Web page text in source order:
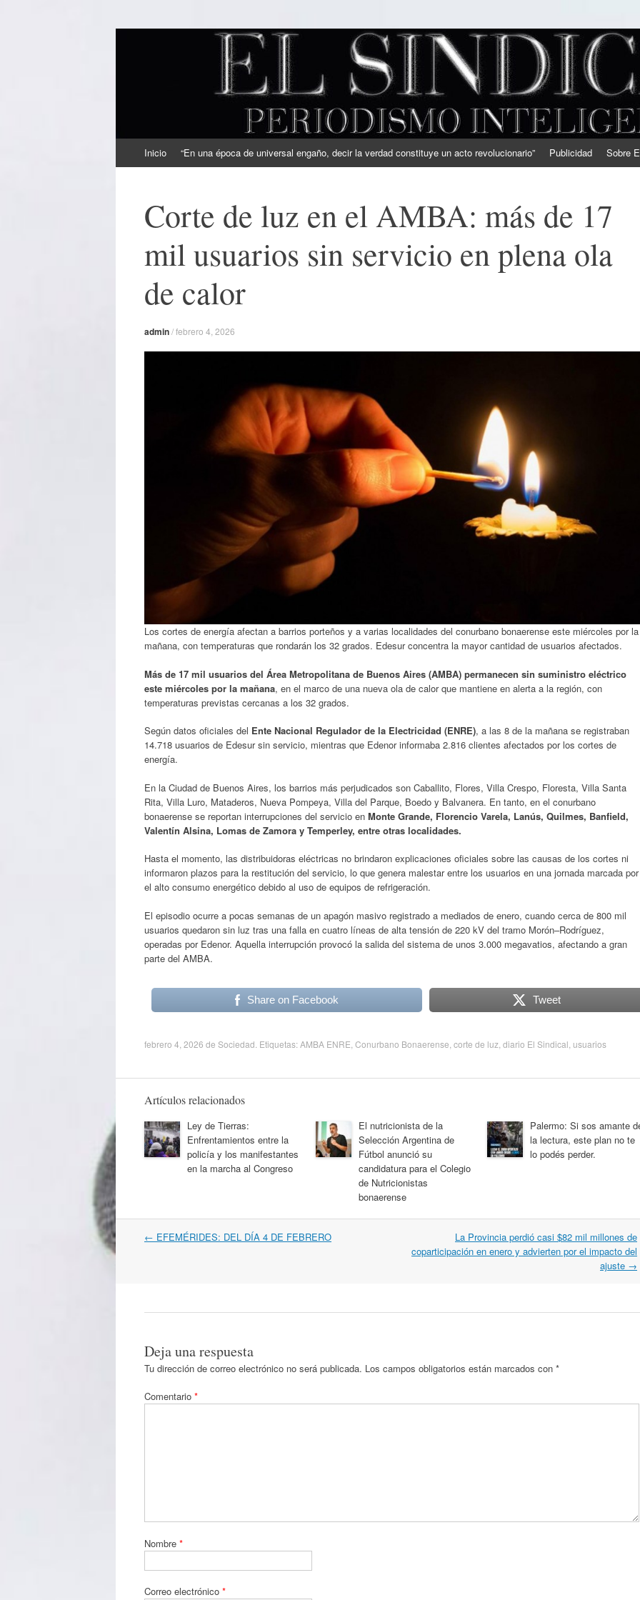
EL SINDICAL
Periodismo Inteligente
al
Inicio “En una época de universal engaño, decir la verdad constituye un acto revolucionario” Publicidad Sobre
Corte de luz en el AMBA: más de 17
mil usuarios sin servicio en plena ola
de calor
admin/febrero 4, 2026
Los cortes de energía afectan a barrios porteños y a varias localidades del conurbano bonaerense este miércoles por la
mañana, con temperaturas que rondarán los 32 grados. Edesur concentra la mayor cantidad de usuarios afectados.
Más de 17 mil usuarios del Área Metropolitana de Buenos Aires (AMBA) permanecen sin suministro eléctrico
este miércoles por la mañana, en el marco de una nueva ola de calor que mantiene en alerta a la región, con
temperaturas previstas cercanas a los 32 grados.
Según datos oficiales del Ente Nacional Regulador de la Electricidad (ENRE), a las 8 de la mañana se registraban
14.718 usuarios de Edesur sin servicio, mientras que Edenor informaba 2.816 clientes afectados por los cortes de
energía.
En la Ciudad de Buenos Aires, los barrios más perjudicados son Caballito, Flores, Villa Crespo, Floresta, Villa Santa
Rita, Villa Luro, Mataderos, Nueva Pompeya, Villa del Parque, Boedo y Balvanera. En tanto, en el conurbano
bonaerense se reportan interrupciones del servicio en Monte Grande, Florencio Varela, Lanús, Quilmes, Banfield,
Valentín Alsina, Lomas de Zamora y Temperley, entre otras localidades.
Hasta el momento, las distribuidoras eléctricas no brindaron explicaciones oficiales sobre las causas de los cortes ni
informaron plazos para la restitución del servicio, lo que genera malestar entre los usuarios en una jornada marcada por
el alto consumo energético debido al uso de equipos de refrigeración.
El episodio ocurre a pocas semanas de un apagón masivo registrado a mediados de enero, cuando cerca de 800 mil
usuarios quedaron sin luz tras una falla en cuatro líneas de alta tensión de 220 kV del tramo Morón–Rodríguez,
operadas por Edenor. Aquella interrupción provocó la salida del sistema de unos 3.000 megavatios, afectando a gran
parte del AMBA.
Share on Facebook Tweet
febrero 4, 2026 de Sociedad . Etiquetas:AMBA ENRE Conurbano Bonaerense corte de luz diario El Sindical usuarios
Artículos relacionados
Ley de Tierras:
Enfrentamientos entre la
policía y los manifestantes
en la marcha al Congreso
El nutricionista de la
Selección Argentina de
Fútbol anunció su
candidatura para el Colegio
de Nutricionistas
bonaerense
Palermo: Si sos amante
la lectura, este plan no te
lo podés perder.
Navegación
← EFEMÉRIDES: DEL DÍA 4 DE FEBRERO
La Provincia perdió casi $82 mil millones de
coparticipación en enero y advierten por el impacto del
ajuste →
Deja una respuesta
Tu dirección de correo electrónico no será publicada. Los campos obligatorios están marcados con *
Comentario *
Nombre *
Correo electrónico *